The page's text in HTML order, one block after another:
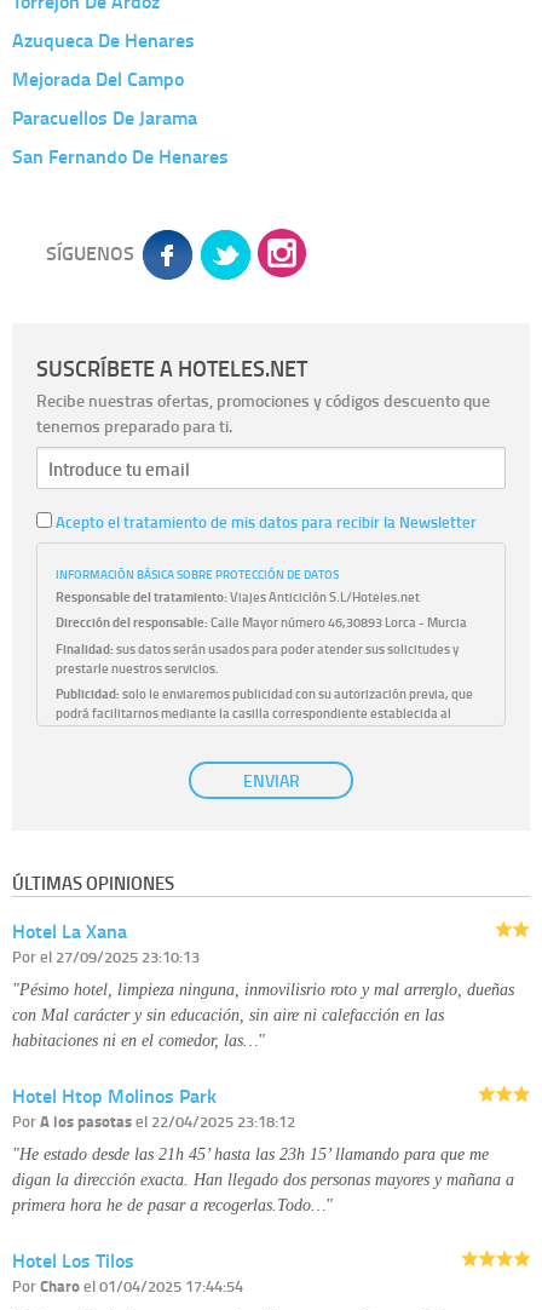
Azuqueca De Henares
Mejorada Del Campo
Paracuellos De Jarama
San Fernando De Henares
SÍGUENOS
SUSCRÍBETE A HOTELES.NET
Recibe nuestras ofertas, promociones y códigos descuento que
tenemos preparado para ti.
Acepto el tratamiento de mis datos para recibir la Newsletter
INFORMACIÓN BÁSICA SOBRE PROTECCIÓN DE DATOS
Responsable del tratamiento:Viajes Anticiclón S.L/Hoteles.net
Dirección del responsable:Calle Mayor número 46,30893 Lorca - Murcia
Finalidad:sus datos serán usados para poder atender sus solicitudes y
prestarle nuestros servicios.
Publicidad:solo le enviaremos publicidad con su autorización previa, que
podrá facilitarnos mediante la casilla correspondiente establecida al
efecto.
únicamente trataremos sus datos con su consentimiento
previo, que podrá facilitarnos mediante la casilla correspondiente
Derechos:tiene derecho a saber qué información tenemos sobre usted,
disponible en nuestra página web.
Información complementaria:
ENVIAR
ÚLTIMAS OPINIONES
Hotel La Xana
Porel 27/09/2025 23:10:13
"Pésimo hotel, limpieza ninguna, inmovilisrio roto y mal arrerglo, dueñas
con Mal carácter y sin educación, sin aire ni calefacción en las
habitaciones ni en el comedor, las…"
Hotel Htop Molinos Park
PorA los pasotasel 22/04/2025 23:18:12
"He estado desde las 21h 45’ hasta las 23h 15’ llamando para que me
digan la dirección exacta. Han llegado dos personas mayores y mañana a
primera hora he de pasar a recogerlas.Todo…"
Hotel Los Tilos
PorCharoel 01/04/2025 17:44:54